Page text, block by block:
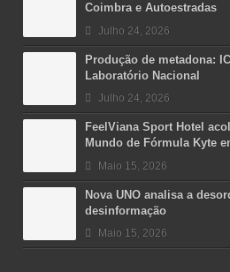
Coimbra e Autoestradas
Julho 24, 2026
Produção de metadona:
Laboratório Nacional
Julho 24, 2026
FeelViana Sport Hotel
Mundo de Fórmula Kyte
Maio 15, 2026
Nova UNO analisa a
desinformação
Maio 15, 2026